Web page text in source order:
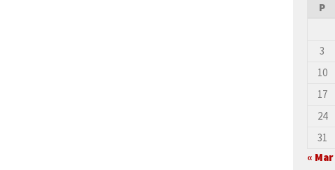
P
3
10
17
24
31
« Mar